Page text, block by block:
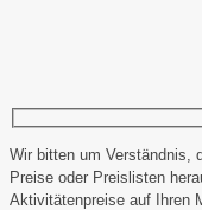
Wir bitten um Verständnis,
Preise oder Preislisten
Aktivitätenpreise auf Ihren